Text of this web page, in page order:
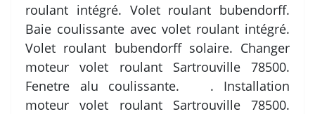
roulant intégré. Volet roulant bubendorff.
Baie coulissante avec volet roulant intégré.
Volet roulant bubendorff solaire. Changer
moteur volet roulant Sartrouville 78500.
Fenetre alu coulissante. . Installation
moteur volet roulant Sartrouville 78500.